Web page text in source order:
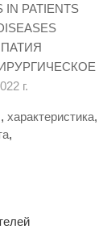
IN PATIENTS
г.
, характеристика,
,